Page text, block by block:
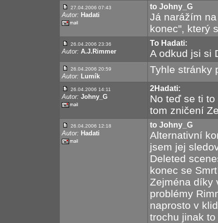
27.04.2006 07:43
Autor: Hadati
to Johny_G
Já narážím
konec", který
26.04.2006 23:36
Autor: A.J.Rimmer
To Hadati:
A odkud jsi si
26.04.2006 20:59
Autor: Lumík
Tyhle stránky
26.04.2006 14:11
Autor: Johny_G
2Hadati:
No teď se ti
tom zničení
26.04.2006 12:18
Autor: Hadati
to Johny_G
Alternativní
jsem jej
Deleted
konec se
Zejména díky
problémy
naprosto v
trochu jinak